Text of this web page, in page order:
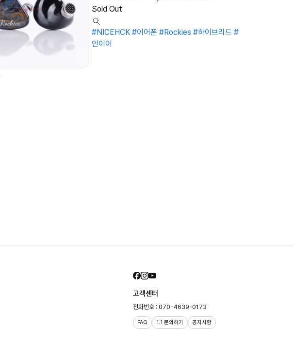
Sold Out
#NICEHCK #이어폰 #Rockies #하이브리드 #
인이어
고객센터
전화번호 : 070-4639-0173
FAQ 1:1 문의하기 공지사항